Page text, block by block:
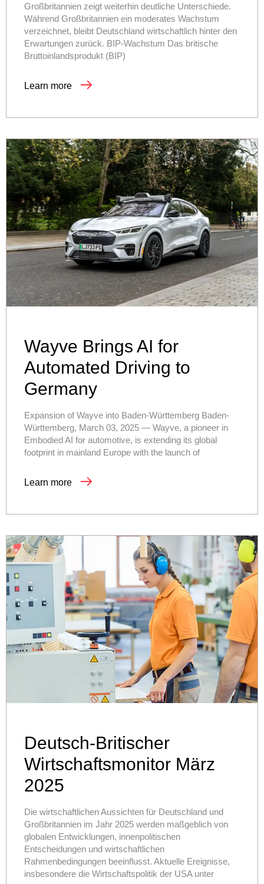
Großbritannien zeigt weiterhin deutliche Unterschiede.
Während Großbritannien ein moderates Wachstum
verzeichnet, bleibt Deutschland wirtschaftlich hinter den
Erwartungen zurück. BIP-Wachstum Das britische
Bruttoinlandsprodukt (BIP)
Learn more
Wayve Brings AI for
Automated Driving to
Germany
Expansion of Wayve into Baden-Württemberg Baden-
Württemberg, March 03, 2025 — Wayve, a pioneer in
Embodied AI for automotive, is extending its global
footprint in mainland Europe with the launch of
Learn more
Deutsch-Britischer
Wirtschaftsmonitor März
2025
Die wirtschaftlichen Aussichten für Deutschland und
Großbritannien im Jahr 2025 werden maßgeblich von
globalen Entwicklungen, innenpolitischen
Entscheidungen und wirtschaftlichen
Rahmenbedingungen beeinflusst. Aktuelle Ereignisse,
insbesondere die Wirtschaftspolitik der USA unter